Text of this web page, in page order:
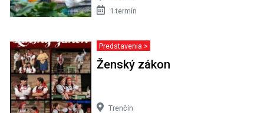
1 termín
Predstavenia >
Ženský zákon
Trenčín